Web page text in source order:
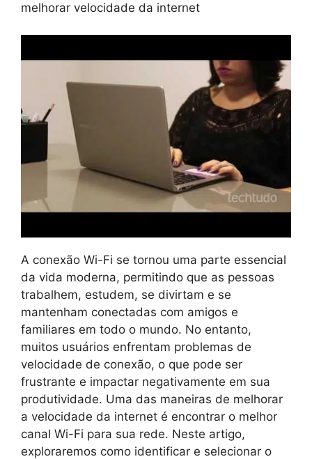
melhorar velocidade da internet
A conexão Wi-Fi se tornou uma parte essencial
da vida moderna, permitindo que as pessoas
trabalhem, estudem, se divirtam e se
mantenham conectadas com amigos e
familiares em todo o mundo. No entanto,
muitos usuários enfrentam problemas de
velocidade de conexão, o que pode ser
frustrante e impactar negativamente em sua
produtividade. Uma das maneiras de melhorar
a velocidade da internet é encontrar o melhor
canal Wi-Fi para sua rede. Neste artigo,
exploraremos como identificar e selecionar o